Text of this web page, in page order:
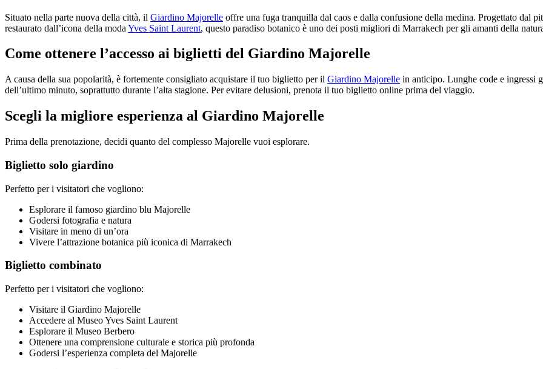
Situato nella parte nuova della città, il Giardino Majorelle offre una fuga tranquilla dal caos e dalla confusione della medina. Progettato dal
restaurato dall’icona della moda Yves Saint Laurent, questo paradiso botanico è uno dei posti migliori di Marrakech per gli amanti della
Come ottenere l’accesso ai biglietti del Giardino Majorelle
A causa della sua popolarità, è fortemente consigliato acquistare il tuo biglietto per il Giardino Majorelle in anticipo. Lunghe code e ingressi
dell’ultimo minuto, soprattutto durante l’alta stagione. Per evitare delusioni, prenota il tuo biglietto online prima del viaggio.
Scegli la migliore esperienza al Giardino Majorelle
Prima della prenotazione, decidi quanto del complesso Majorelle vuoi esplorare.
Biglietto solo giardino
Perfetto per i visitatori che vogliono:
Esplorare il famoso giardino blu Majorelle
Godersi fotografia e natura
Visitare in meno di un’ora
Vivere l’attrazione botanica più iconica di Marrakech
Biglietto combinato
Perfetto per i visitatori che vogliono:
Visitare il Giardino Majorelle
Accedere al Museo Yves Saint Laurent
Esplorare il Museo Berbero
Ottenere una comprensione culturale e storica più profonda
Godersi l’esperienza completa del Majorelle